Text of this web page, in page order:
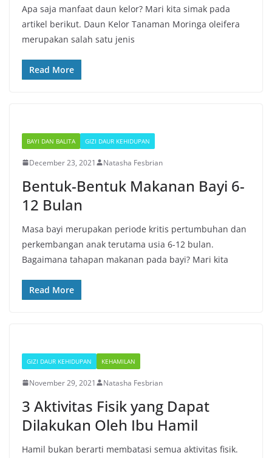
Apa saja manfaat daun kelor? Mari kita simak pada
artikel berikut. Daun Kelor Tanaman Moringa oleifera
merupakan salah satu jenis
Read More
BAYI DAN BALITA GIZI DAUR KEHIDUPAN
December 23, 2021 Natasha Fesbrian
Bentuk-Bentuk Makanan Bayi 6-
12 Bulan
Masa bayi merupakan periode kritis pertumbuhan dan
perkembangan anak terutama usia 6-12 bulan.
Bagaimana tahapan makanan pada bayi? Mari kita
Read More
GIZI DAUR KEHIDUPAN KEHAMILAN
November 29, 2021 Natasha Fesbrian
3 Aktivitas Fisik yang Dapat
Dilakukan Oleh Ibu Hamil
Hamil bukan berarti membatasi semua aktivitas fisik.